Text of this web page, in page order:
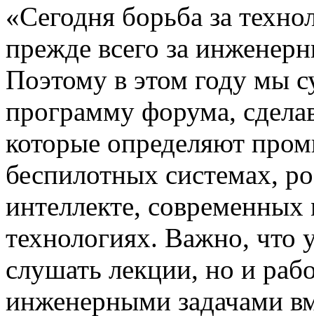
«Сегодня борьба за
прежде всего за
Поэтому в этом году мы
программу форума,
которые определяют
беспилотных системах,
интеллекте,
технологиях. Важно, что
слушать лекции, но и
инженерными задачами